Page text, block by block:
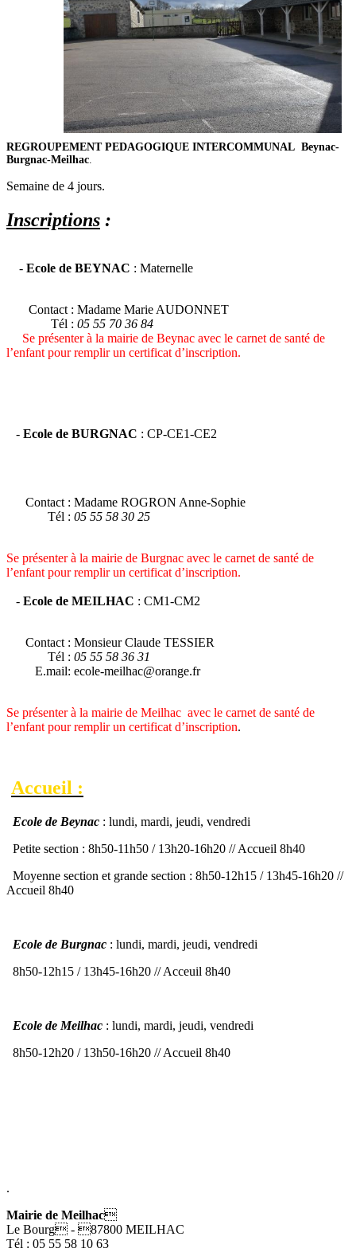
REGROUPEMENT PEDAGOGIQUE INTERCOMMUNAL Beynac-
Burgnac-Meilhac
Semaine de 4 jours.
Inscriptions :
- Ecole de BEYNAC : Maternelle
Contact : Madame Marie AUDONNET
Tél : 05 55 70 36 84
Se présenter à la mairie de Beynac avec le carnet de santé de
l’enfant pour remplir un certificat d’inscription.
- Ecole de BURGNAC : CP-CE1-CE2
Contact : Madame ROGRON Anne-Sophie
Tél : 05 55 58 30 25
Se présenter à la mairie de Burgnac avec le carnet de santé de
l’enfant pour remplir un certificat d’inscription.
- Ecole de MEILHAC : CM1-CM2
Contact : Monsieur Claude TESSIER
Tél : 05 55 58 36 31
E.mail: ecole-meilhac@orange.fr
Se présenter à la mairie de Meilhac avec le carnet de santé de
l’enfant pour remplir un certificat d’inscription.
Accueil :
Ecole de Beynac : lundi, mardi, jeudi, vendredi
Petite section : 8h50-11h50 / 13h20-16h20 // Accueil 8h40
Moyenne section et grande section : 8h50-12h15 / 13h45-16h20 //
Accueil 8h40
Ecole de Burgnac : lundi, mardi, jeudi, vendredi
8h50-12h15 / 13h45-16h20 // Acceuil 8h40
Ecole de Meilhac : lundi, mardi, jeudi, vendredi
8h50-12h20 / 13h50-16h20 // Accueil 8h40
.
Mairie de Meilhac
Le Bourg - 87800 MEILHAC
Tél : 05 55 58 10 63